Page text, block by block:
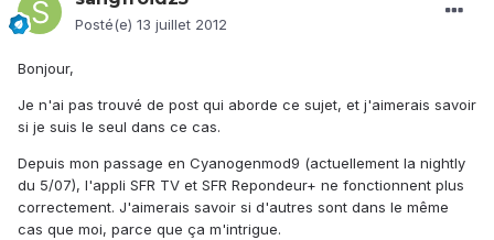
Posté(e) 13 juillet 2012
Bonjour,
Je n'ai pas trouvé de post qui aborde ce sujet, et j'aimerais savoir
si je suis le seul dans ce cas.
Depuis mon passage en Cyanogenmod9 (actuellement la nightly
du 5/07), l'appli SFR TV et SFR Repondeur+ ne fonctionnent plus
correctement. J'aimerais savoir si d'autres sont dans le même
cas que moi, parce que ça m'intrigue.